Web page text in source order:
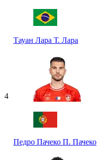
Тауан Лара Т. Лара
4
Педро Пачеко П. Пачеко